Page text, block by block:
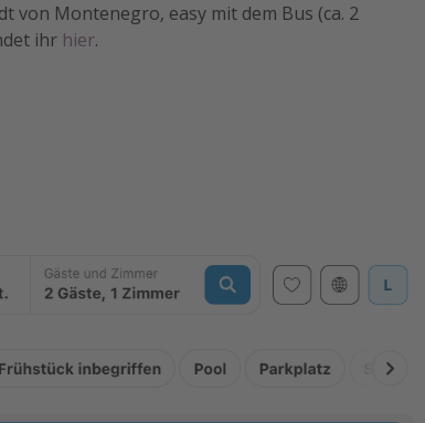
von Montenegro, easy mit dem Bus (ca. 2
ihr hier.